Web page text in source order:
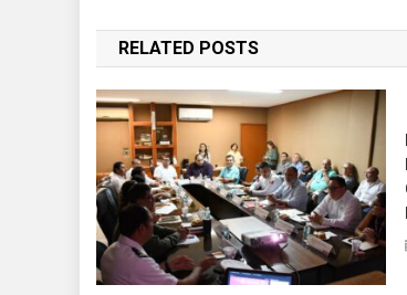
de
entradas
RELATED POSTS